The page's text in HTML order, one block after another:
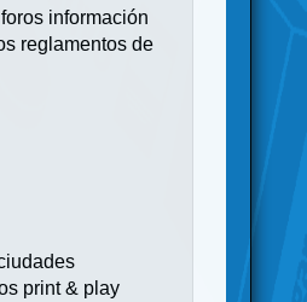
información
reglamentos de
print & play